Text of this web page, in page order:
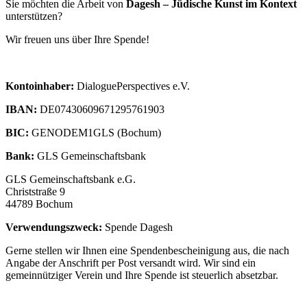
Sie möchten die Arbeit von Dagesh – Jüdische Kunst im Kontext
unterstützen?
Wir freuen uns über Ihre Spende!
Kontoinhaber: DialoguePerspectives e.V.
IBAN: DE07430609671295761903
BIC: GENODEM1GLS (Bochum)
Bank: GLS Gemeinschaftsbank
GLS Gemeinschaftsbank e.G.
Christstraße 9
44789 Bochum
Verwendungszweck: Spende Dagesh
Gerne stellen wir Ihnen eine Spendenbescheinigung aus, die nach
Angabe der Anschrift per Post versandt wird. Wir sind ein
gemeinnütziger Verein und Ihre Spende ist steuerlich absetzbar.